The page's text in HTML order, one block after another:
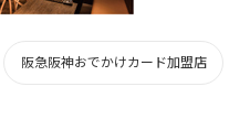
阪急阪神おでかけカード加盟店